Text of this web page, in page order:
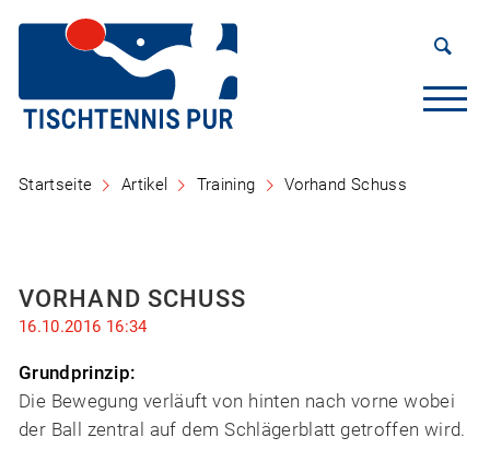
Startseite Artikel Training Vorhand Schuss
VORHAND SCHUSS
16.10.2016 16:34
Grundprinzip:
Die Bewegung verläuft von hinten nach vorne wobei
der Ball zentral auf dem Schlägerblatt getroffen wird.